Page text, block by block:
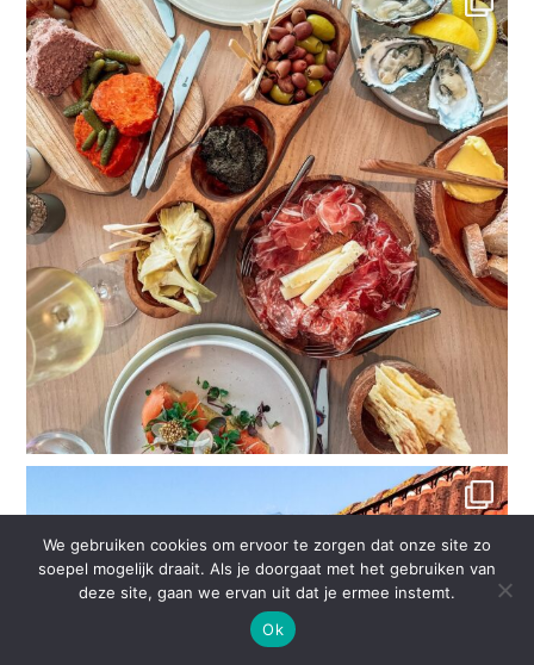
We gebruiken cookies om ervoor te zorgen dat onze site zo
soepel mogelijk draait. Als je doorgaat met het gebruiken van
deze site, gaan we ervan uit dat je ermee instemt.
Ok